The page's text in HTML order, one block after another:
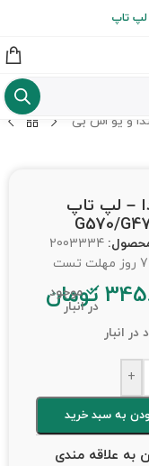
است)
لپ تاپ
و یو اس بی
– لپ تاپ
2003334
تومان
موجود
در انبار
انبار
+
به سبد خرید
به علاقه مندی